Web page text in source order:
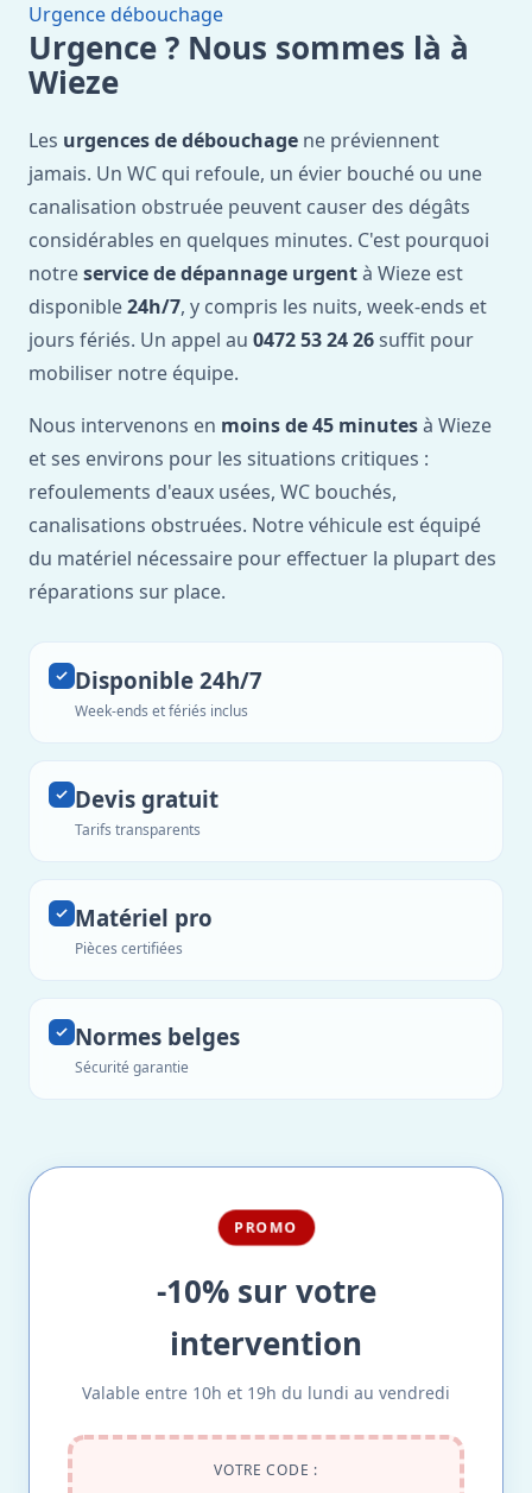
Urgence débouchage
Urgence ? Nous sommes là à
Wieze
Les urgences de débouchage ne préviennent
jamais. Un WC qui refoule, un évier bouché ou une
canalisation obstruée peuvent causer des dégâts
considérables en quelques minutes. C'est pourquoi
notreservice de dépannage urgentà Wieze est
disponible24h/7, y compris les nuits, week-ends et
jours fériés. Un appel au 0472 53 24 26 suffit pour
mobiliser notre équipe.
Nous intervenons en moins de 45 minutesà Wieze
et ses environs pour les situations critiques :
refoulements d'eaux usées, WC bouchés,
canalisations obstruées. Notre véhicule est équipé
du matériel nécessaire pour effectuer la plupart des
réparations sur place.
Disponible 24h/7
Week-ends et fériés inclus
Devis gratuit
Tarifs transparents
Matériel pro
Pièces certifiées
Normes belges
Sécurité garantie
PROMO
-10% sur votre
intervention
Valable entre 10h et 19h du lundi au vendredi
VOTRE CODE :